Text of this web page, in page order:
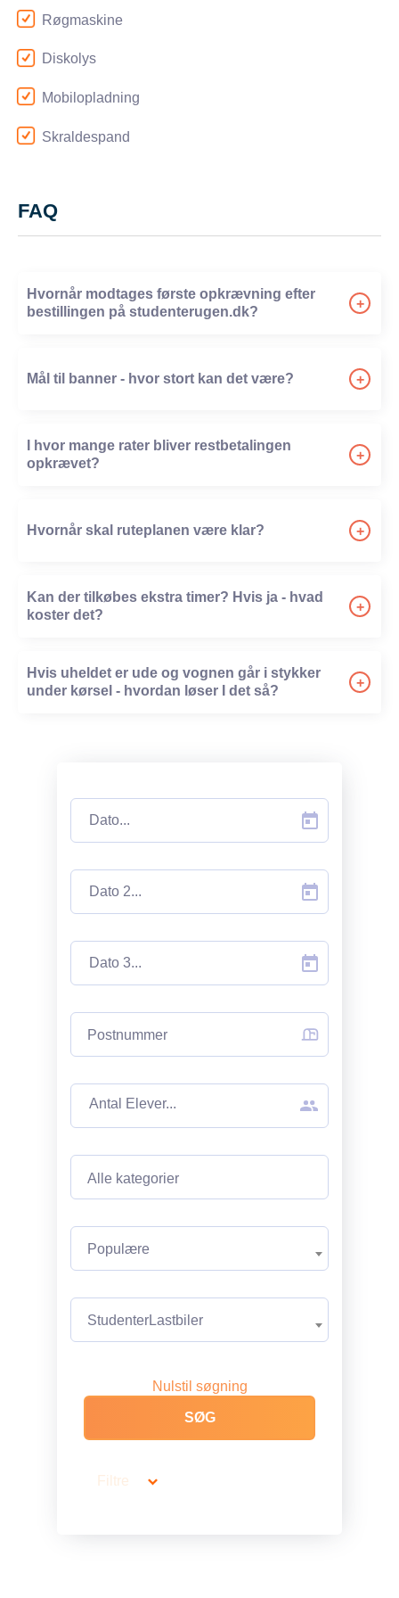
Røgmaskine
Diskolys
Mobilopladning
Skraldespand
FAQ
Hvornår modtages første opkrævning efter
bestillingen på studenterugen.dk?
+
Mål til banner - hvor stort kan det være?
+
I hvor mange rater bliver restbetalingen
opkrævet?
+
Hvornår skal ruteplanen være klar?
+
Kan der tilkøbes ekstra timer? Hvis ja - hvad
koster det?
+
Hvis uheldet er ude og vognen går i stykker
under kørsel - hvordan løser I det så?
+
Postnummer
Alle kategorier
Populære
StudenterLastbiler
Nulstil søgning
Filtre